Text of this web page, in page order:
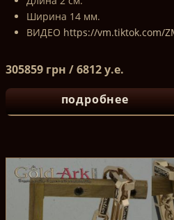
Ширина 14 мм.
ВИДЕО https://vm.tiktok.com/
305859 грн / 6812 у.е.
подробнее